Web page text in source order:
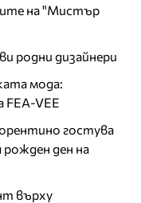
на "Мистър
родни дизайнери
мода:
VEE
гостува
рожден ден на
върху